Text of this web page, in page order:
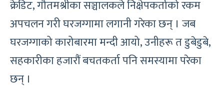
क्रेडिट, गौतमश्रीका सञ्चालकले निक्षेपकर्ताको रकम
अपचलन गरी घरजग्गामा लगानी गरेका छन् । जब
घरजग्गाको कारोबारमा मन्दी आयो, उनीहरू त डुबेडुबे,
सहकारीका हजारौं बचतकर्ता पनि समस्यामा परेका
छन् ।